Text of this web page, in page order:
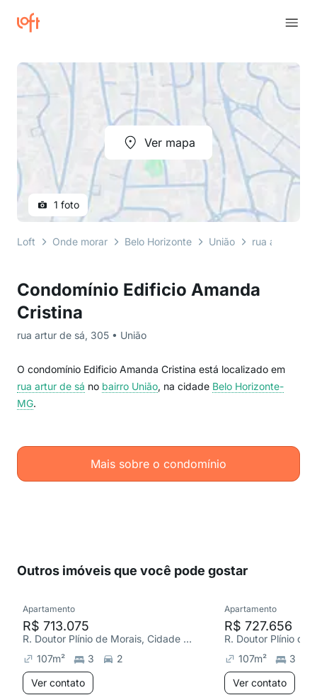
Condomínio Edificio Amanda
Cristina
rua artur de sá, 305 • União
O condomínio Edificio Amanda Cristina está localizado em
rua artur de sá no bairro União, na cidade Belo Horizonte-
MG.
Mais sobre o condomínio
Ver mapa
1 foto
Loft Onde morar Belo Horizonte União rua artur de
Outros imóveis que você pode gostar
Apartamento
R$ 713.075
R. Doutor Plínio de Morais, Cidade Nova
107m² 3
2
Ver contato
Apartamento
R$ 727.656
107m²
3
Ver contato